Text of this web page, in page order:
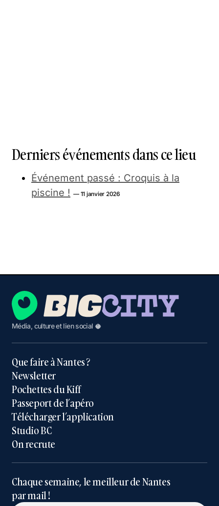
Derniers événements dans ce lieu
Événement passé : Croquis à la
piscine ! — 11 janvier 2026
Média, culture et lien social 🥥
Que faire à Nantes ?
Newsletter
Pochettes du Kiff
Passeport de l’apéro
Télécharger l’application
Studio BC
On recrute
Chaque semaine, le meilleur de Nantes
par mail !